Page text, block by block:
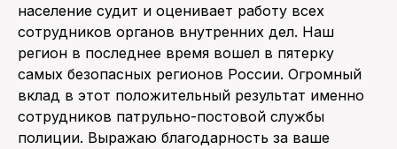
население судит и оценивает работу всех
сотрудников органов внутренних дел. Наш
регион в последнее время вошел в пятерку
самых безопасных регионов России. Огромный
вклад в этот положительный результат именно
сотрудников патрульно-постовой службы
полиции. Выражаю благодарность за ваше